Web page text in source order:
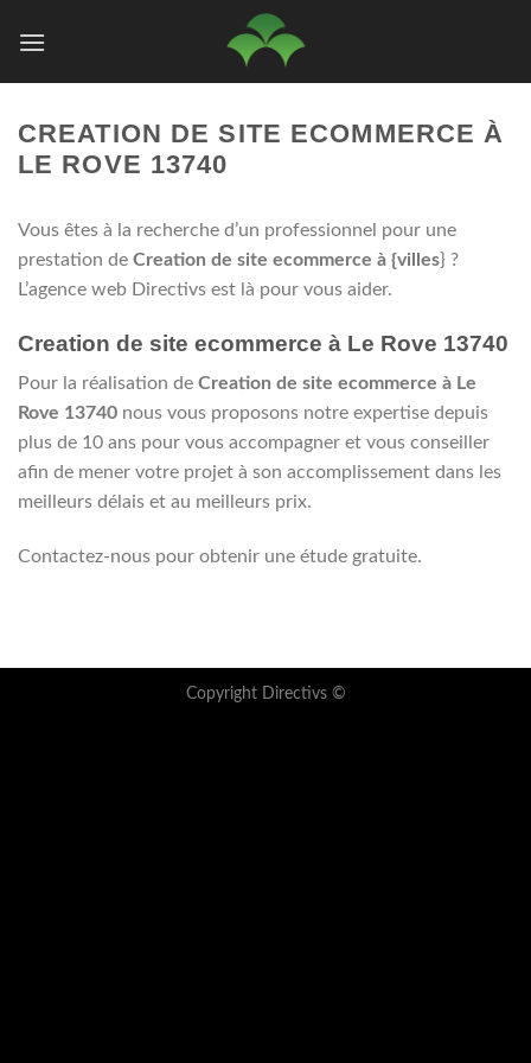
CREATION DE SITE ECOMMERCE À
LE ROVE 13740
Vous êtes à la recherche d’un professionnel pour une
prestation de Creation de site ecommerce à {villes} ?
L’agence web Directivs est là pour vous aider.
Creation de site ecommerce à Le Rove 13740
Pour la réalisation de Creation de site ecommerce à Le
Rove 13740 nous vous proposons notre expertise depuis
plus de 10 ans pour vous accompagner et vous conseiller
afin de mener votre projet à son accomplissement dans les
meilleurs délais et au meilleurs prix.
Contactez-nous pour obtenir une étude gratuite.
Copyright Directivs ©